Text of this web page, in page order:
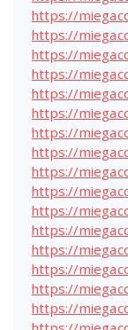
https://
https://
https://
https://
https://
https://
https://
https://
https://
https://
https://
https://
https://
https://
https://
https://